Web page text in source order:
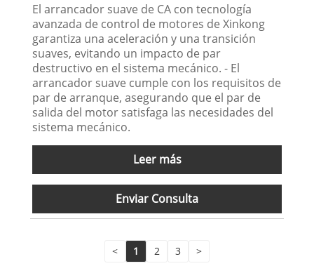
El arrancador suave de CA con tecnología
avanzada de control de motores de Xinkong
garantiza una aceleración y una transición
suaves, evitando un impacto de par
destructivo en el sistema mecánico. - El
arrancador suave cumple con los requisitos de
par de arranque, asegurando que el par de
salida del motor satisfaga las necesidades del
sistema mecánico.
Leer más
Enviar Consulta
< 1 2 3 >